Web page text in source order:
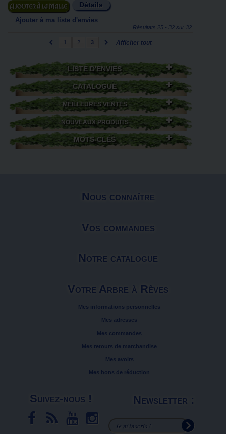
Ajouter au panier Détails
Ajouter à ma liste d'envies
Afficher tout
1 2 3
Résultats 25 - 32 sur 32.
LISTE D'ENVIES
CATALOGUE
MEILLEURES VENTES
NOUVEAUX PRODUITS
MOTS-CLÉS
Nous connaître
Vos commandes
Notre catalogue
Votre Arbre à Rêves
Mes informations personnelles
Mes adresses
Mes commandes
Mes retours de marchandise
Mes avoirs
Mes bons de réduction
Suivez-nous ! Newsletter :